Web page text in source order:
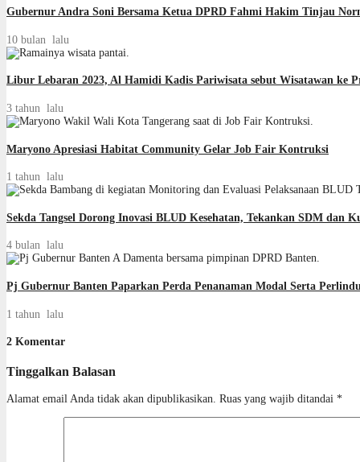
Gubernur Andra Soni Bersama Ketua DPRD Fahmi Hakim Tinjau
10 bulan lalu
Libur Lebaran 2023, Al Hamidi Kadis Pariwisata sebut Wisatawan ke
3 tahun lalu
Maryono Apresiasi Habitat Community Gelar Job Fair Kontruksi
1 tahun lalu
Sekda Tangsel Dorong Inovasi BLUD Kesehatan, Tekankan SDM dan
4 bulan lalu
Pj Gubernur Banten Paparkan Perda Penanaman Modal Serta
1 tahun lalu
2 Komentar
Tinggalkan Balasan
Alamat email Anda tidak akan dipublikasikan. Ruas yang wajib ditandai *